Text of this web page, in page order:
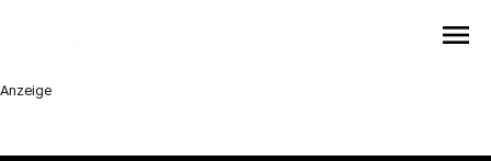
menu
Anzeige